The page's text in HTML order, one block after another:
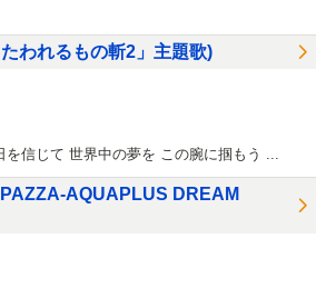
われるもの斬2」主題歌)
信じて 世界中の夢を この腕に掴もう ...
AQUAPLUS DREAM